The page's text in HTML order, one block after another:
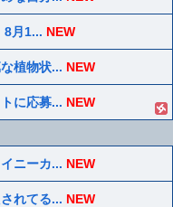
8月1... NEW
植物状... NEW
に応募... NEW
ニーカ... NEW
れてる... NEW